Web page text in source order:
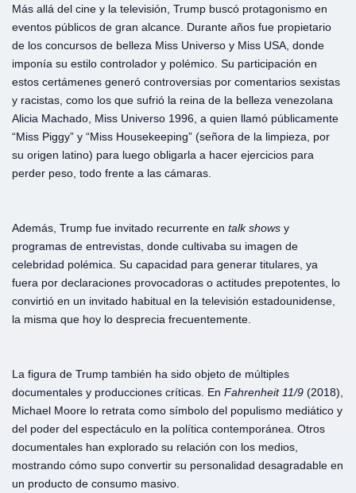
Más allá del cine y la televisión, Trump buscó protagonismo en
eventos públicos de gran alcance. Durante años fue propietario
de los concursos de belleza Miss Universo y Miss USA, donde
imponía su estilo controlador y polémico. Su participación en
estos certámenes generó controversias por comentarios sexistas
y racistas, como los que sufrió la reina de la belleza venezolana
Alicia Machado, Miss Universo 1996, a quien llamó públicamente
“Miss Piggy” y “Miss Housekeeping” (señora de la limpieza, por
su origen latino) para luego obligarla a hacer ejercicios para
perder peso, todo frente a las cámaras.
Además, Trump fue invitado recurrente en talk shows y
programas de entrevistas, donde cultivaba su imagen de
celebridad polémica. Su capacidad para generar titulares, ya
fuera por declaraciones provocadoras o actitudes prepotentes, lo
convirtió en un invitado habitual en la televisión estadounidense,
la misma que hoy lo desprecia frecuentemente.
La figura de Trump también ha sido objeto de múltiples
documentales y producciones críticas. En Fahrenheit 11/9 (2018),
Michael Moore lo retrata como símbolo del populismo mediático y
del poder del espectáculo en la política contemporánea. Otros
documentales han explorado su relación con los medios,
mostrando cómo supo convertir su personalidad desagradable en
un producto de consumo masivo.